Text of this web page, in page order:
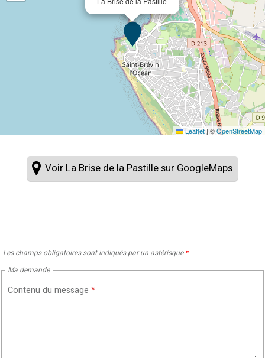
Leaflet| ©OpenStreetMap
Voir La Brise de la Pastille sur GoogleMaps
Les champs obligatoires sont indiqués par un astérisque *
Ma demande
Contenu du message *